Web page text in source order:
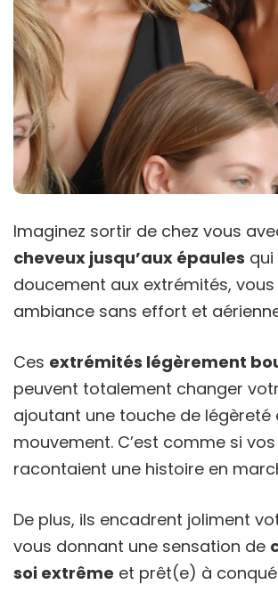
Imaginez sortir de chez vous
cheveux jusqu’aux épaules
doucement aux extrémités,
ambiance sans effort et
Ces extrémités légèrement
peuvent totalement changer
ajoutant une touche de légèreté
mouvement. C’est comme si
racontaient une histoire en
De plus, ils encadrent joliment
vous donnant une sensation de
soi extrême et prêt(e) à